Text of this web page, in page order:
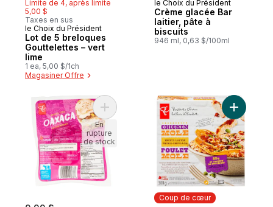
Limite de 4, après limite
5,00 $
Taxes en sus
Coup de cœur
le Choix du Président
Lot de 5 breloques
Gouttelettes – vert
lime
1 ea, 5,00 $/1ch
Magasiner Offre
Coup de cœur
le Choix du Président
Crème glacée Bar
laitier, pâte à
biscuits
946 ml, 0,63 $/100ml
Ajouter Oaxaca de style mexicain au
En
rupture
de stock
Coup de cœur
Ajouter